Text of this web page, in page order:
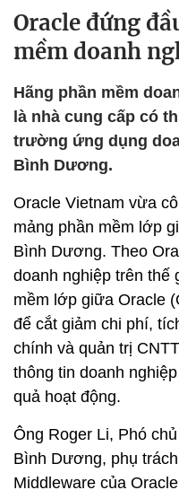
Oracle đứng
mềm doanh
Hãng phần mềm
là nhà cung cấp có
trường ứng dụng
Bình Dương.
Oracle Vietnam vừa
mảng phần mềm lớp
Bình Dương. Theo
doanh nghiệp trên thế
mềm lớp giữa Oracle
để cắt giảm chi phí,
chính và quản trị
thông tin doanh
quả hoạt động.
Ông Roger Li, Phó
Bình Dương, phụ
Middleware của